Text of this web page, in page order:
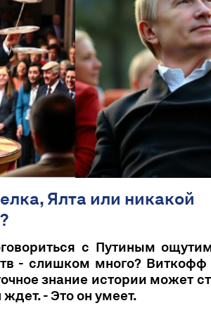
Ялта или никакой
с Путиным
- слишком много? Виткофф
знание истории может
- Это он умеет.